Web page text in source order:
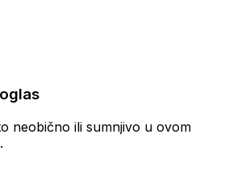
neobično ili sumnjivo u ovom